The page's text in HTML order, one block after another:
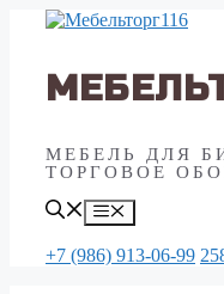
Перейти
МЕБЕЛЬ ДЛЯ
ТОРГОВОЕ
Меню
+7 (986) 913-06-99